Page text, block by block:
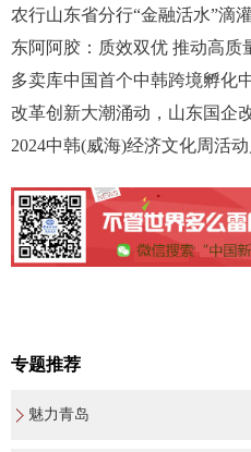
农行山东省分行“金融活水”滴
东阿阿胶：质效双优 推动高质
多卖库中国首个中韩跨境孵化
改革创新大潮涌动，山东国企
2024中韩(威海)经济文化周活
专题推荐
魅力青岛